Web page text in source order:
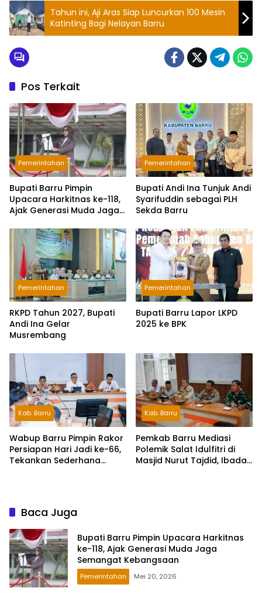
Tahun ini, Aji Aras Siap Luncurkan 100 Mesin
Katinting Bagi Nelayan Barru
Pos Terkait
Pemerintahan
Bupati Barru Pimpin
Upacara Harkitnas ke-118,
Ajak Generasi Muda Jaga
Pemerintahan
Bupati Andi Ina Tunjuk Andi
Syarifuddin sebagai PLH
Sekda Barru
Pemerintahan
RKPD Tahun 2027, Bupati
Andi Ina Gelar
Musrembang
Pemerintahan
Bupati Barru Lapor LKPD
2025 ke BPK
Kab. Barru
Wabup Barru Pimpin Rakor
Persiapan Hari Jadi ke-66,
Tekankan Sederhana
Kab. Barru
Pemkab Barru Mediasi
Polemik Salat Idulfitri di
Masjid Nurut Tajdid, Ibadah
Baca Juga
Bupati Barru Pimpin Upacara Harkitnas
ke-118, Ajak Generasi Muda Jaga
Semangat Kebangsaan
Pemerintahan Mei 20, 2026